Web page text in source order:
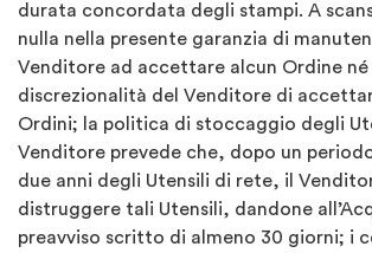
durata concordata degli stampi. A
nulla nella presente garanzia di
Venditore ad accettare alcun Ordine
discrezionalità del Venditore di
Ordini; la politica di stoccaggio degli
Venditore prevede che, dopo un
due anni degli Utensili di rete, il
distruggere tali Utensili, dandone
preavviso scritto di almeno 30 giorni; i